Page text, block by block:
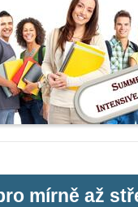
mírně až